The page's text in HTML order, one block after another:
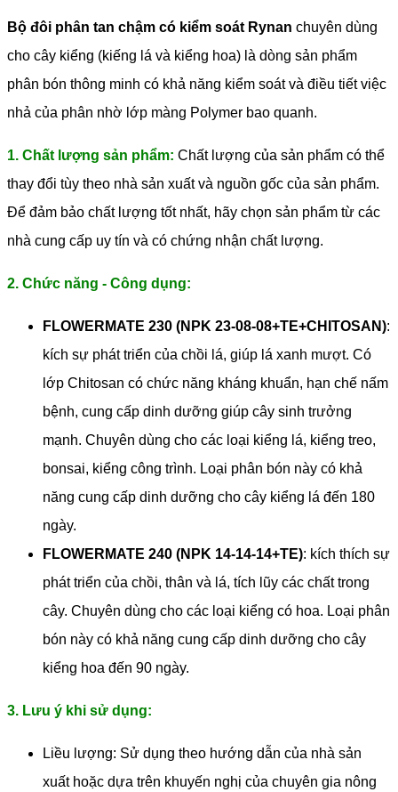
Bộ đôi phân tan chậm có kiểm soát Rynan chuyên dùng
cho cây kiểng (kiếng lá và kiểng hoa) là dòng sản phẩm
phân bón thông minh có khả năng kiểm soát và điều tiết việc
nhả của phân nhờ lớp màng Polymer bao quanh.
1. Chất lượng sản phẩm: Chất lượng của sản phẩm có thể
thay đổi tùy theo nhà sản xuất và nguồn gốc của sản phẩm.
Để đảm bảo chất lượng tốt nhất, hãy chọn sản phẩm từ các
nhà cung cấp uy tín và có chứng nhận chất lượng.
2. Chức năng - Công dụng:
FLOWERMATE 230 (NPK 23-08-08+TE+CHITOSAN):
kích sự phát triển của chồi lá, giúp lá xanh mượt. Có
lớp Chitosan có chức năng kháng khuẩn, hạn chế nấm
bệnh, cung cấp dinh dưỡng giúp cây sinh trưởng
mạnh. Chuyên dùng cho các loại kiểng lá, kiểng treo,
bonsai, kiểng công trình. Loại phân bón này có khả
năng cung cấp dinh dưỡng cho cây kiểng lá đến 180
ngày.
FLOWERMATE 240 (NPK 14-14-14+TE): kích thích sự
phát triển của chồi, thân và lá, tích lũy các chất trong
cây. Chuyên dùng cho các loại kiểng có hoa. Loại phân
bón này có khả năng cung cấp dinh dưỡng cho cây
kiểng hoa đến 90 ngày.
3. Lưu ý khi sử dụng:
Liều lượng: Sử dụng theo hướng dẫn của nhà sản
xuất hoặc dựa trên khuyến nghị của chuyên gia nông